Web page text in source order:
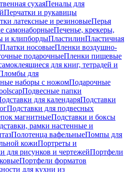
сухаяПеналы для
Перчатки и рукавицы
латексные и резиновыеПерья
самонаборныеПеченье, крекеры,
и клипбордыПластилинПластичная
Платки носовыеПленки воздушно-
подарочныеПленки пищевые
для книг, тетрадей и
для
наборы с ножомПодарочные
Подвесные папки
для календаряПодставки
Подставки для подвесных
магнитныеПодставки и боксы
рамки настенные и
Полотенца вафельныеПомпы для
кожиПортреты и
для рисунков и чертежейПортфели
Портфели форматов
для кухни из